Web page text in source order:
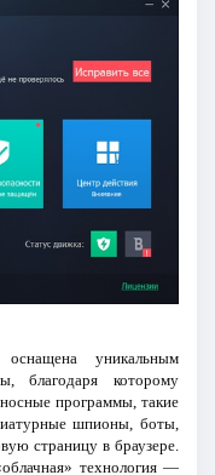
уникальным
благодаря которому
программы, такие
шпионы, боты,
страницу в браузере.
технология —